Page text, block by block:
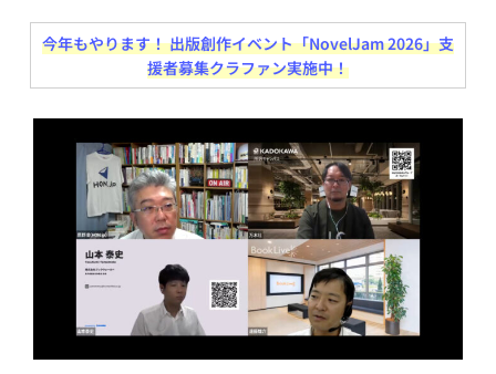
今年もやります！ 出版創作イベント「NovelJam 2026」支
援者募集クラファン実施中！